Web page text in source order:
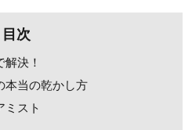
目次
決！
本当の乾かし方
ミスト